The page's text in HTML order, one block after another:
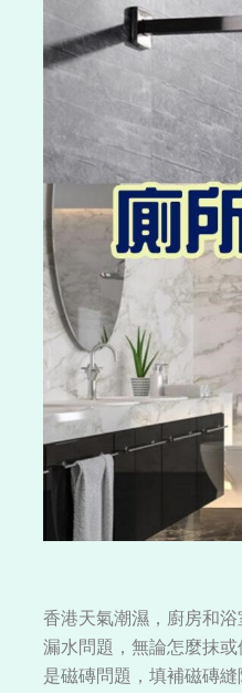
香港天氣潮濕，廚房和
漏水問題，無論怎麼抹
是磁磚問題，填補磁磚